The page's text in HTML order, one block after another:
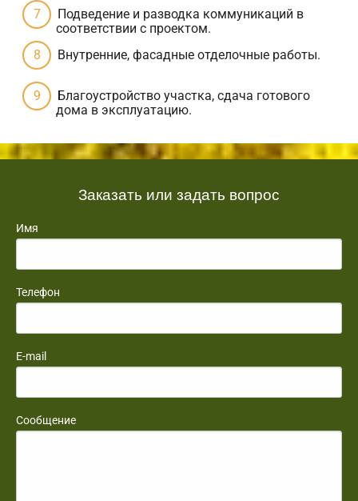
Подведение и разводка коммуникаций в
соответствии с проектом.
Внутренние, фасадные отделочные работы.
Благоустройство участка, сдача готового
дома в эксплуатацию.
Заказать или задать вопрос
Имя
Телефон
E-mail
Сообщение